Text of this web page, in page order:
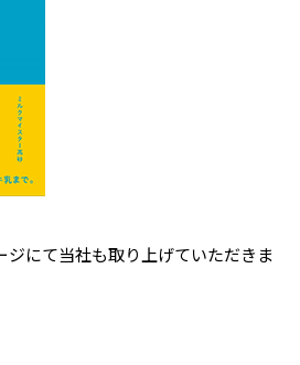
ジにて当社も取り上げていただきま